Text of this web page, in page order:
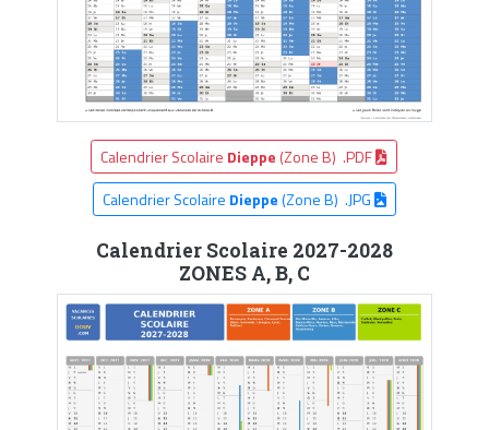
Calendrier Scolaire Dieppe (Zone B) .PDF
Calendrier Scolaire Dieppe(Zone B) .JPG
Calendrier Scolaire 2027-2028
ZONES A, B, C